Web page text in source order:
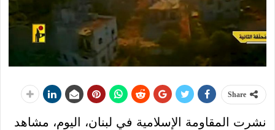
Share
نشرت المقاومة الإسلامية في لبنان، اليوم، مشاهد